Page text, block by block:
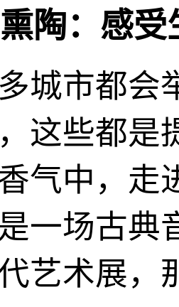
陶：感
城市都会
这些都是
气中，走
一场古典
艺术展，